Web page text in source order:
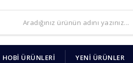
HOBİ ÜRÜNLERİ YENİ ÜRÜNLER